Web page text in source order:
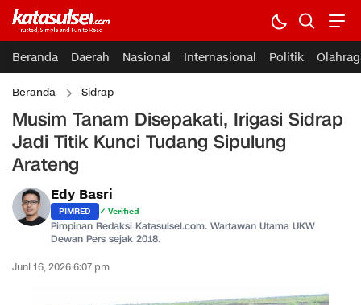
Beranda Daerah Nasional Internasional Politik
Beranda Sidrap
Musim Tanam Disepakati, Irigasi Sidrap
Jadi Titik Kunci Tudang Sipulung
Arateng
Edy Basri
PIMRED ✓ Verified
Pimpinan Redaksi Katasulsel.com. Wartawan Utama UKW
Dewan Pers sejak 2018.
Juni 16, 2026 6:07 pm